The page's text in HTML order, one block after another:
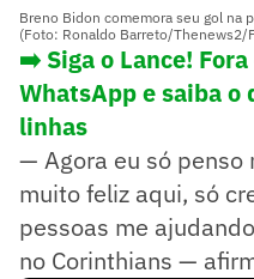
Breno Bidon comemora seu gol na
(Foto: Ronaldo Barreto/Thenews2/
➡️ Siga o Lance!
WhatsApp e saiba o
linhas
— Agora eu só penso
muito feliz aqui, só
pessoas me
no Corinthians —